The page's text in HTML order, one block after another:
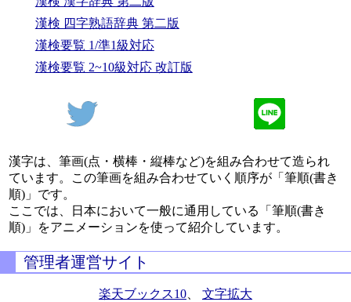
漢検 四字熟語辞典 第二版
漢検要覧 1/準1級対応
漢検要覧 2~10級対応 改訂版
漢字は、筆画(点・横棒・縦棒など)を組み合わせて造られ
ています。この筆画を組み合わせていく順序が「筆順(書き
順)」です。
ここでは、日本において一般に通用している「筆順(書き
順)」をアニメーションを使って紹介しています。
管理者運営サイト
楽天ブックス10 文字拡大